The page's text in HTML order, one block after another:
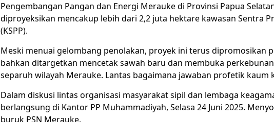
Pengembangan Pangan dan Energi Merauke di Provinsi Papua
diproyeksikan mencakup lebih dari 2,2 juta hektare kawasan Sentra
(KSPP).
Meski menuai gelombang penolakan, proyek ini terus dipromosikan
bahkan ditargetkan mencetak sawah baru dan membuka
separuh wilayah Merauke. Lantas bagaimana jawaban profetik kaum
Dalam diskusi lintas organisasi masyarakat sipil dan lembaga
berlangsung di Kantor PP Muhammadiyah, Selasa 24 Juni 2025.
buruk PSN Merauke.